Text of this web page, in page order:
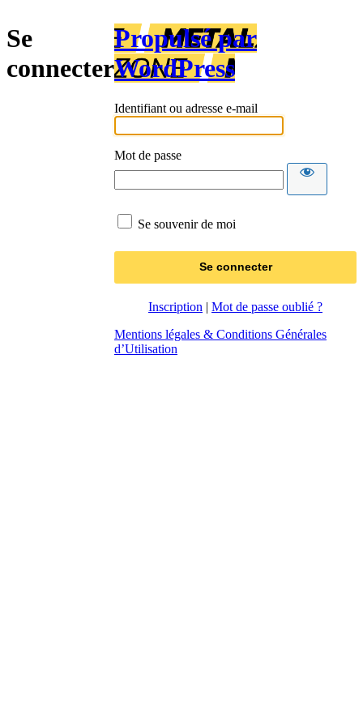
Se
connecter
Propulsé par
WordPress
Identifiant ou adresse e-mail
Mot de passe
Se souvenir de moi
Inscription | Mot de passe oublié ?
Mentions légales & Conditions Générales
d’Utilisation